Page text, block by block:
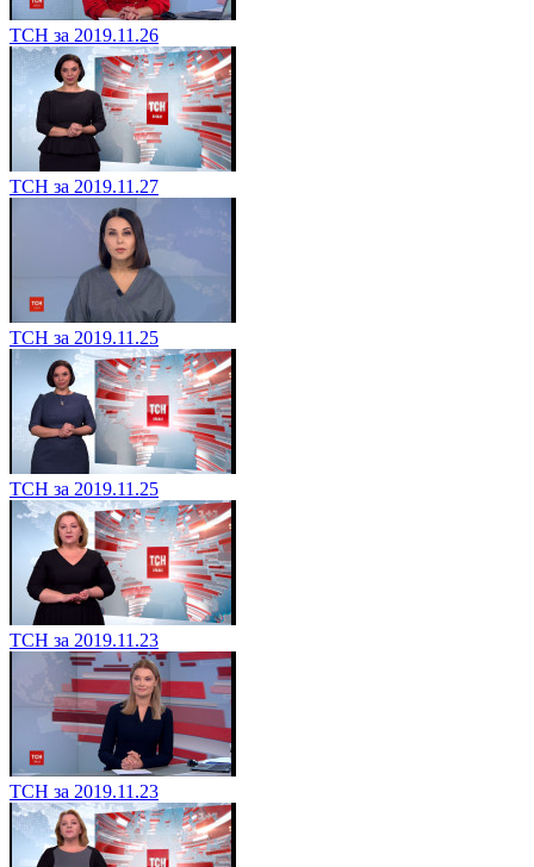
ТСН за 2019.11.26
ТСН за 2019.11.27
ТСН за 2019.11.25
ТСН за 2019.11.25
ТСН за 2019.11.23
ТСН за 2019.11.23